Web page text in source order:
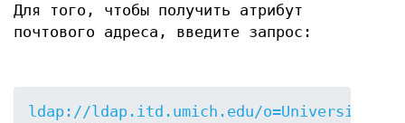
Для того, чтобы получить атрибут
почтового адреса, введите запрос:
ldap://ldap.itd.umich.edu/o=University